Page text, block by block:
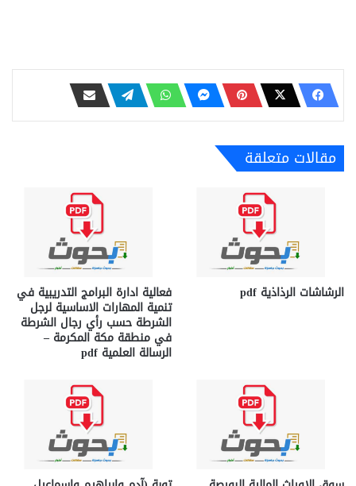
مقالات متعلقة
الرشاشات الرذاذية pdf فعالية ادارة البرامج التدريبية في
تنمية المهارات الاساسية لرجل
الشرطة حسب رأي رجال الشرطة
في منطقة مكة المكرمة –
الرسالة العلمية pdf